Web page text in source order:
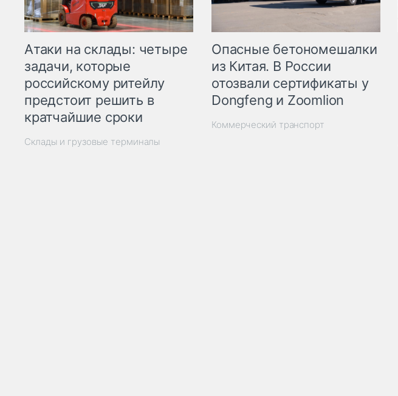
Атаки на склады: четыре
задачи, которые
российскому ритейлу
предстоит решить в
кратчайшие сроки
Склады и грузовые терминалы
Опасные бетономешалки
из Китая. В России
отозвали сертификаты у
Dongfeng и Zoomlion
Коммерческий транспорт